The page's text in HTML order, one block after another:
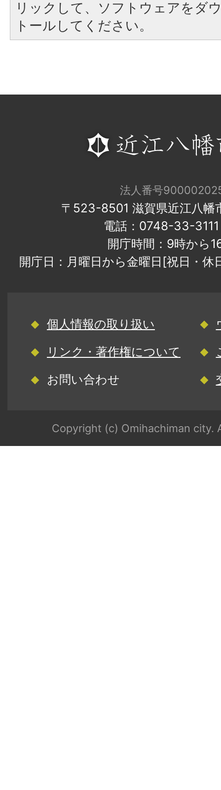
リックして、ソフトウェアをダ
トールしてください。
法人番号
〒523-8501 滋賀県近江八幡
電話：0748-33-
開庁時間：9時から
開庁日：月曜日から金曜日[祝日・
個人情報の取り扱い
リンク・著作権について
お問い合わせ
Copyright (c) Omihachiman city.